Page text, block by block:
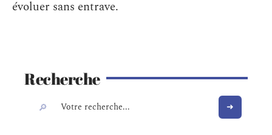
évoluer sans entrave.
Recherche